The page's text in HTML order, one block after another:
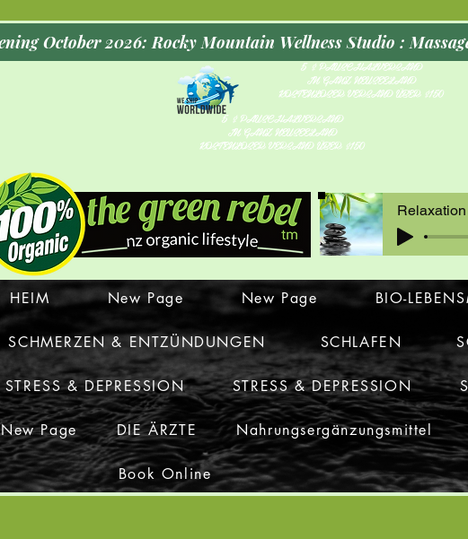
5 $ PAUSCHALVERSAND
IN GANZ NEUSEELAND
KOSTENLOSER VERSAND ÜBER $150
5 $ PAUSCHALVERSAND
IN GANZ NEUSEELAND
KOSTENLOSER VERSAND ÜBER $150
HEIM New Page New Page BIO-
SCHMERZEN & ENTZÜNDUNGEN SCHLAFEN
STRESS & DEPRESSION STRESS & DEPRESSION
New Page DIE ÄRZTE Nahrungsergänzungsmittel
Book Online